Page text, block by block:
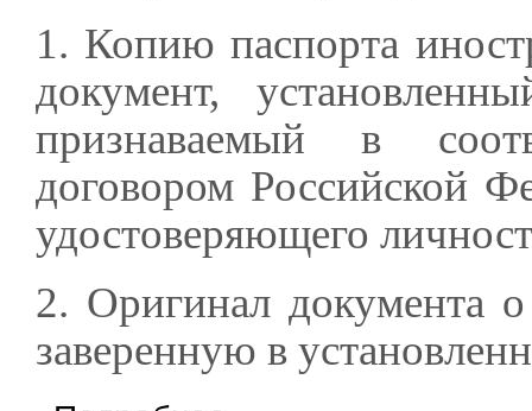
1. Копию паспорта
документ,
признаваемый в
договором Российской
удостоверяющего
2. Оригинал документа
заверенную в